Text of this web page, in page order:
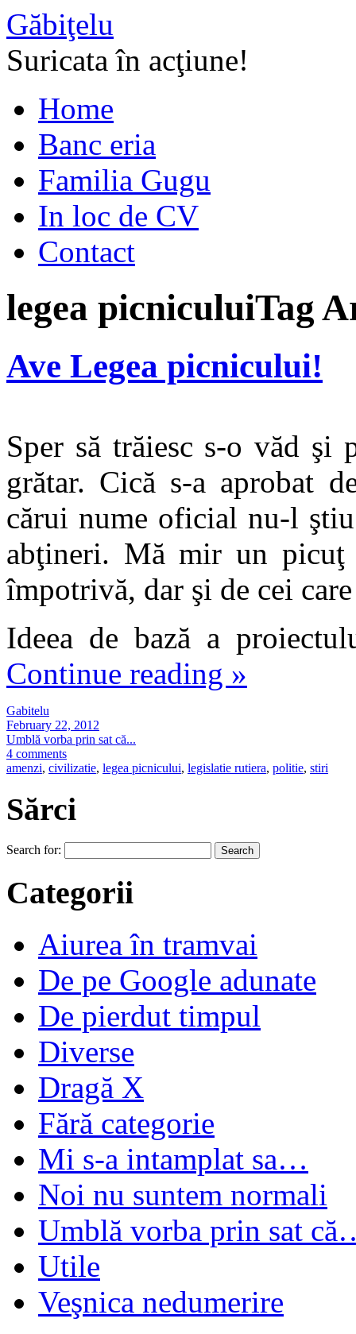
Găbiţelu
Suricata în acţiune!
Home
Banc eria
Familia Gugu
In loc de CV
Contact
legea picniculuiTag
Ave Legea picnicului!
Sper să trăiesc s-o văd şi
grătar. Cică s-a aprobat
cărui nume oficial nu-l
abţineri. Mă mir un
împotrivă, dar şi de cei
Ideea de bază a
Continue reading »
Gabitelu
February 22, 2012
Umblă vorba prin sat că...
4 comments
amenzi, civilizatie, legea picnicului, legislatie rutiera, politie, stiri
Sărci
Search for:
Categorii
Aiurea în tramvai
De pe Google adunate
De pierdut timpul
Diverse
Dragă X
Fără categorie
Mi s-a intamplat sa…
Noi nu suntem normali
Umblă vorba prin sat
Utile
Veşnica nedumerire